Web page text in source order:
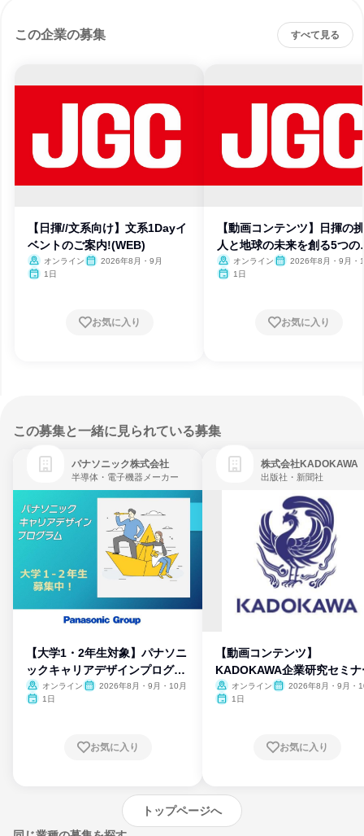
この企業の募集 すべて見る
【日揮//文系向け】文系1Dayイ
ベントのご案内!(WEB)
オンライン
2026年8月・9月
1日
お気に入り
【動画コンテンツ】日揮の
人と地球の未来を創る5つの
業
オンライン
2026年8月・9月・
1日
お気に入り
この募集と一緒に見られている募集
パナソニック株式会社
半導体・電子機器メーカー
【大学1・2年生対象】パナソニ
ックキャリアデザインプログラ
ム
オンライン
2026年8月・9月・10月
1日
お気に入り
株式会社KADOKAWA
出版社・新聞社
【動画コンテンツ】
KADOKAWA企業研究セミナ
オンライン
2026年8月・9月・
1日
お気に入り
トップページへ